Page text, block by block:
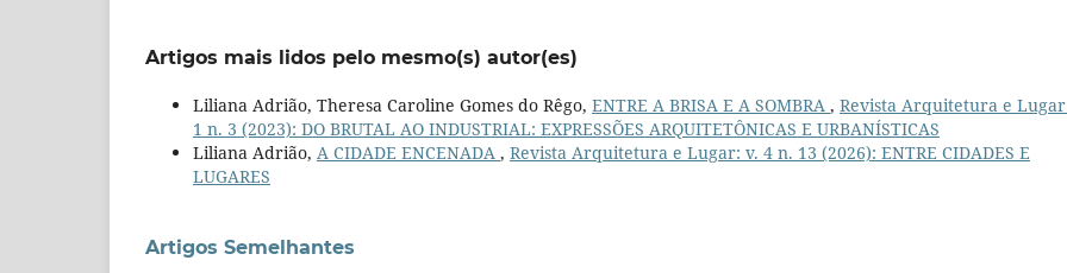
Artigos mais lidos pelo mesmo(s) autor(es)
Liliana Adrião, Theresa Caroline Gomes do Rêgo, ENTRE A BRISA E A SOMBRA , Revista Arquitetura e
1 n. 3 (2023): DO BRUTAL AO INDUSTRIAL: EXPRESSÕES ARQUITETÔNICAS E URBANÍSTICAS
Liliana Adrião, A CIDADE ENCENADA , Revista Arquitetura e Lugar: v. 4 n. 13 (2026): ENTRE CIDADES E
LUGARES
Artigos Semelhantes